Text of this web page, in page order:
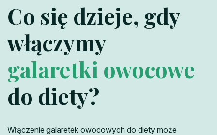
Co się dzieje, gdy
włączymy
galaretki owocowe
do diety?
Włączenie galaretek owocowych do diety może